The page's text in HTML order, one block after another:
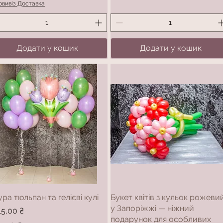
Доставка
Додати у кошик Додати у кошик
тюльпан та гелієві кулі
₴
Букет квітів з кульок
у Запоріжжі — ніжний
подарунок для особливих